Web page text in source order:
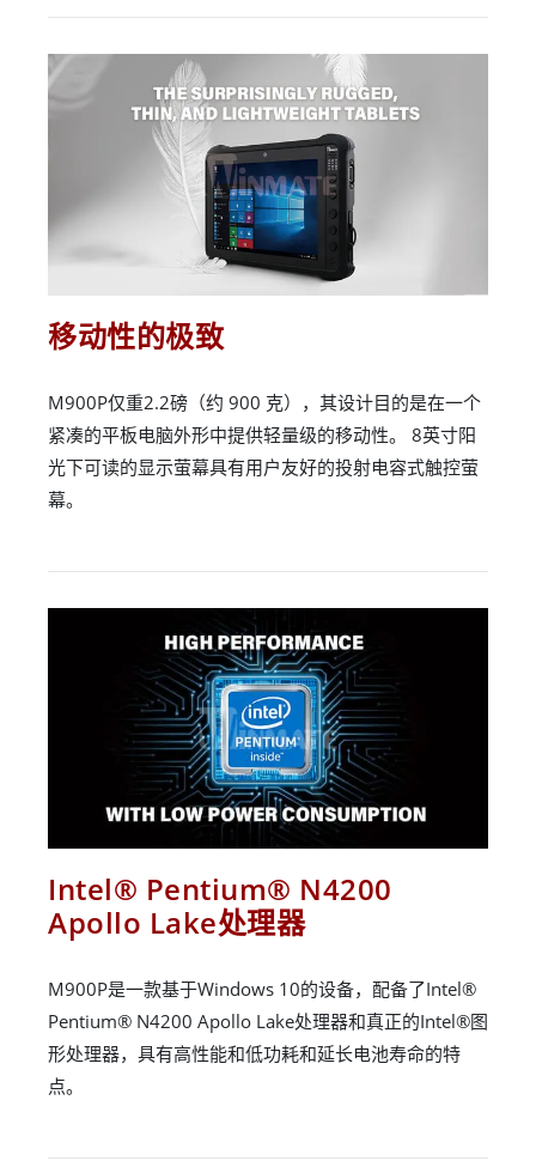
移动性的极致
M900P仅重2.2磅（约 900 克），其设计目的是在一个
紧凑的平板电脑外形中提供轻量级的移动性。 8英寸阳
光下可读的显示萤幕具有用户友好的投射电容式触控萤
幕。
Intel® Pentium® N4200
Apollo Lake处理器
M900P是一款基于Windows 10的设备，配备了Intel®
Pentium® N4200 Apollo Lake处理器和真正的Intel®图
形处理器，具有高性能和低功耗和延长电池寿命的特
点。